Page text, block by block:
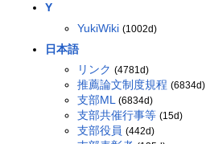
Y
YukiWiki (1002d)
日本語
リンク (4781d)
推薦論文制度規程 (6834d)
支部ML (6834d)
支部共催行事等 (15d)
支部役員 (442d)